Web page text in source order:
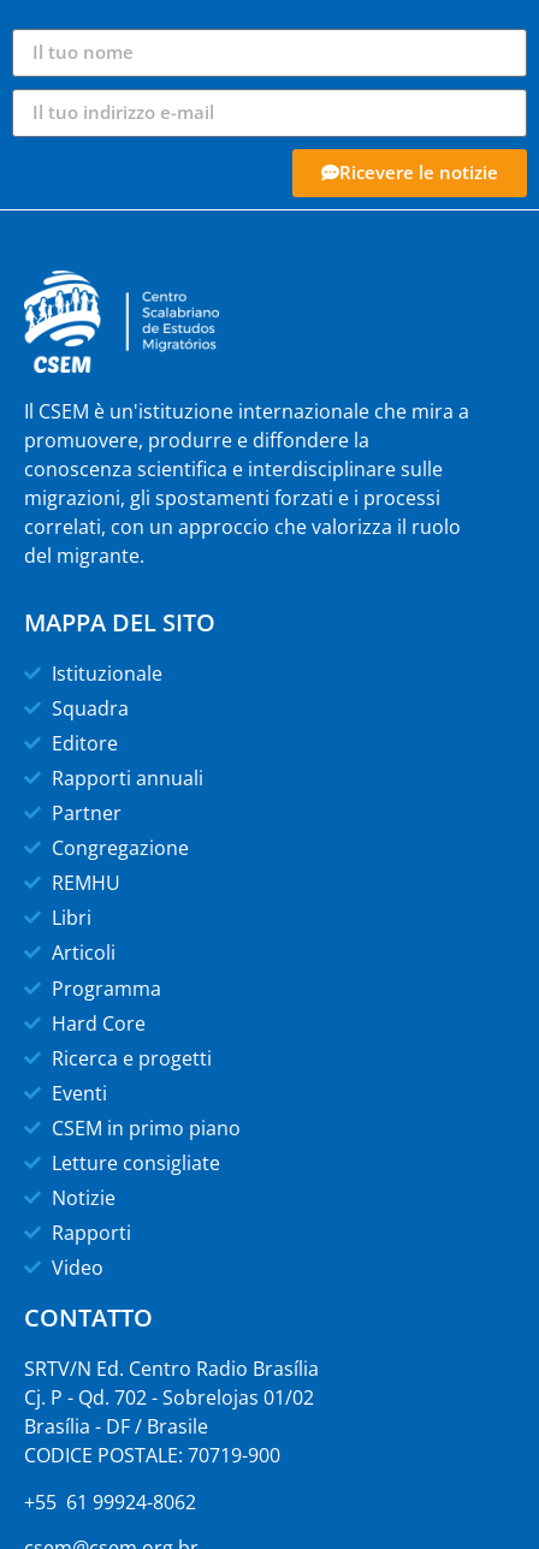
Ricevere le notizie
Il CSEM è un'istituzione internazionale che mira a
promuovere, produrre e diffondere la
conoscenza scientifica e interdisciplinare sulle
migrazioni, gli spostamenti forzati e i processi
correlati, con un approccio che valorizza il ruolo
del migrante.
MAPPA DEL SITO
Istituzionale
Squadra
Editore
Rapporti annuali
Partner
Congregazione
REMHU
Libri
Articoli
Programma
Hard Core
Ricerca e progetti
Eventi
CSEM in primo piano
Letture consigliate
Notizie
Rapporti
Video
CONTATTO
SRTV/N Ed. Centro Radio Brasília
Cj. P - Qd. 702 - Sobrelojas 01/02
Brasília - DF / Brasile
CODICE POSTALE: 70719-900
+55 61 99924-8062